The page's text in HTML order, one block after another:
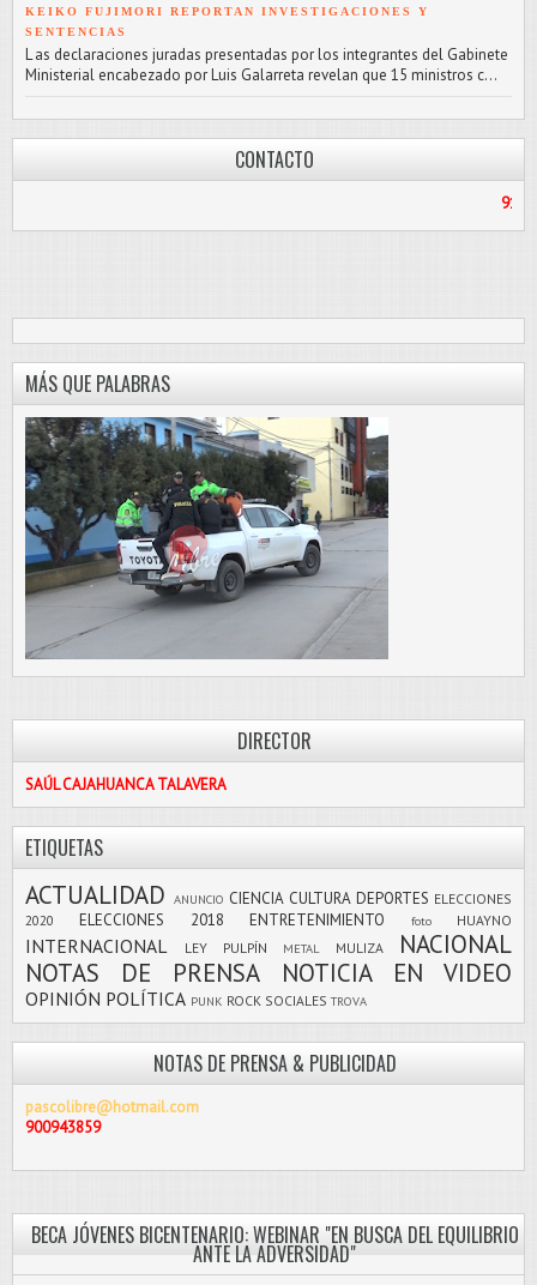
KEIKO FUJIMORI REPORTAN INVESTIGACIONES Y
SENTENCIAS
L as declaraciones juradas presentadas por los integrantes del Gabinete
Ministerial encabezado por Luis Galarreta revelan que 15 ministros c...
CONTACTO
MÁS QUE PALABRAS
DIRECTOR
SAÚL CAJAHUANCA TALAVERA
ETIQUETAS
ACTUALIDAD ANUNCIO CIENCIA CULTURA DEPORTES ELECCIONES
2020
ELECCIONES 2018 ENTRETENIMIENTO foto HUAYNO
INTERNACIONAL LEY PULPÍN METAL MULIZA
NACIONAL
NOTAS DE PRENSA
NOTICIA EN VIDEO
OPINIÓN POLÍTICA PUNK ROCK SOCIALES TROVA
NOTAS DE PRENSA & PUBLICIDAD
pascolibre@hotmail.com
900943859
BECA JÓVENES BICENTENARIO: WEBINAR "EN BUSCA DEL EQUILIBRIO
ANTE LA ADVERSIDAD"